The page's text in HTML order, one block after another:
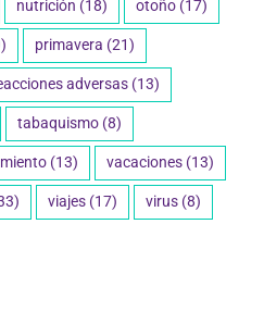
nutrición (18) otoño (17)
primavera (21)
adversas (13)
tabaquismo (8)
(13) vacaciones (13)
viajes (17) virus (8)